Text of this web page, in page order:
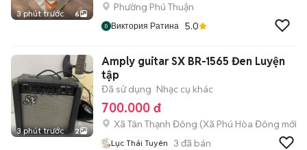
3 phút trước 6
Phường Phú Thuận
Виктория Ратина 5.0
3 phút trước 2
Amply guitar SX BR-1565 Đen Luyện
tập
Đã sử dụng Nhạc cụ khác
700.000 đ
Xã Tân Thạnh Đông (Xã Phú Hòa Đông mới)
Lục Thái Tuyên 3 đã bán